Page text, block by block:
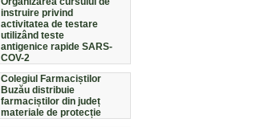
instruire privind
activitatea de testare
utilizând teste
antigenice rapide SARS-
COV-2
Colegiul Farmaciștilor
Buzău distribuie
farmaciștilor din județ
materiale de protecție